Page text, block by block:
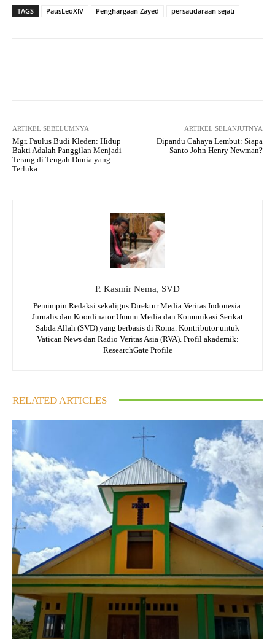
TAGS PausLeoXIV Penghargaan Zayed persaudaraan sejati
ARTIKEL SEBELUMNYA
Mgr. Paulus Budi Kleden: Hidup
Bakti Adalah Panggilan Menjadi
Terang di Tengah Dunia yang
Terluka
ARTIKEL SELANJUTNYA
Dipandu Cahaya Lembut: Siapa
Santo John Henry Newman?
P. Kasmir Nema, SVD
Pemimpin Redaksi sekaligus Direktur Media Veritas Indonesia.
Jurnalis dan Koordinator Umum Media dan Komunikasi Serikat
Sabda Allah (SVD) yang berbasis di Roma. Kontributor untuk
Vatican News dan Radio Veritas Asia (RVA). Profil akademik:
ResearchGate Profile
RELATED ARTICLES